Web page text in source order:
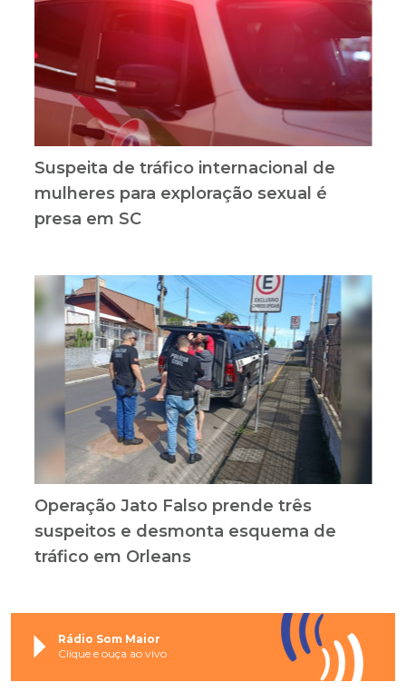
Suspeita de tráfico internacional de
mulheres para exploração sexual é
presa em SC
Operação Jato Falso prende três
suspeitos e desmonta esquema de
tráfico em Orleans
Rádio Som Maior
Clique e ouça ao vivo